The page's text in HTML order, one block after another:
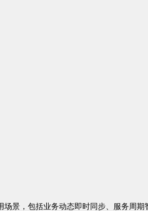
景，包括业务动态即时同步、服务周